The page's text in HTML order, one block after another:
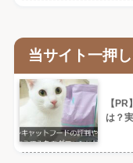
当サイト一押
【
は？